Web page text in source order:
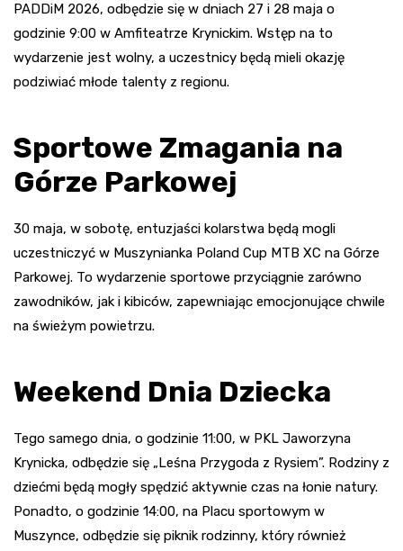
PADDiM 2026, odbędzie się w dniach 27 i 28 maja o
godzinie 9:00 w Amfiteatrze Krynickim. Wstęp na to
wydarzenie jest wolny, a uczestnicy będą mieli okazję
podziwiać młode talenty z regionu.
Sportowe Zmagania na
Górze Parkowej
30 maja, w sobotę, entuzjaści kolarstwa będą mogli
uczestniczyć w Muszynianka Poland Cup MTB XC na Górze
Parkowej. To wydarzenie sportowe przyciągnie zarówno
zawodników, jak i kibiców, zapewniając emocjonujące chwile
na świeżym powietrzu.
Weekend Dnia Dziecka
Tego samego dnia, o godzinie 11:00, w PKL Jaworzyna
Krynicka, odbędzie się „Leśna Przygoda z Rysiem”. Rodziny z
dziećmi będą mogły spędzić aktywnie czas na łonie natury.
Ponadto, o godzinie 14:00, na Placu sportowym w
Muszynce, odbędzie się piknik rodzinny, który również